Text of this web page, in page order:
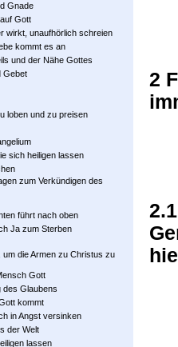
Gnade
Gott
wirkt, unaufhörlich schreien
kommt es an
und der Nähe Gottes
Gebet
loben und zu preisen
sich heiligen lassen
zum Verkündigen des
führt nach oben
Ja zum Sterben
um die Armen zu Christus zu
Gott
des Glaubens
kommt
in Angst versinken
der Welt
lassen
2